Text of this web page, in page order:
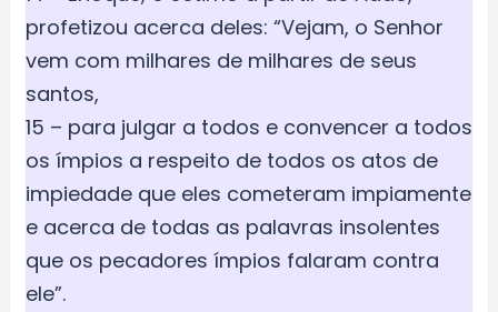
profetizou acerca deles: “Vejam, o Senhor
vem com milhares de milhares de seus
santos,
15 – para julgar a todos e convencer a todos
os ímpios a respeito de todos os atos de
impiedade que eles cometeram impiamente
e acerca de todas as palavras insolentes
que os pecadores ímpios falaram contra
ele”.